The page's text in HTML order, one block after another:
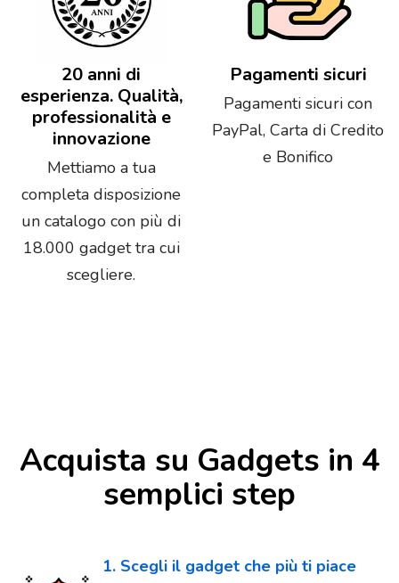
20 anni di
esperienza. Qualità,
professionalità e
innovazione
Mettiamo a tua
completa disposizione
un catalogo con più di
18.000 gadget tra cui
scegliere.
Pagamenti sicuri
Pagamenti sicuri con
PayPal, Carta di Credito
e Bonifico
Acquista su Gadgets in 4
semplici step
1. Scegli il gadget che più ti piace